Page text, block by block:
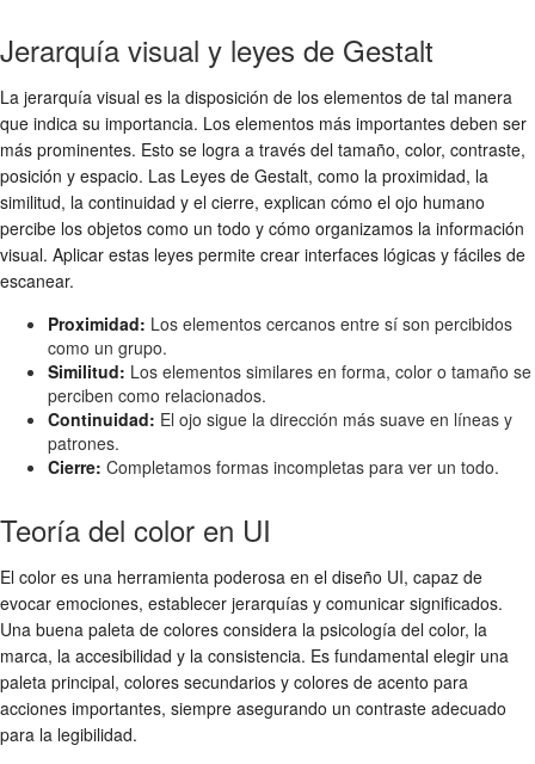
Jerarquía visual y leyes de Gestalt
La jerarquía visual es la disposición de los elementos de tal manera
que indica su importancia. Los elementos más importantes deben ser
más prominentes. Esto se logra a través del tamaño, color, contraste,
posición y espacio. Las Leyes de Gestalt, como la proximidad, la
similitud, la continuidad y el cierre, explican cómo el ojo humano
percibe los objetos como un todo y cómo organizamos la información
visual. Aplicar estas leyes permite crear interfaces lógicas y fáciles de
escanear.
Proximidad: Los elementos cercanos entre sí son percibidos
como un grupo.
Similitud: Los elementos similares en forma, color o tamaño se
perciben como relacionados.
Continuidad: El ojo sigue la dirección más suave en líneas y
patrones.
Cierre: Completamos formas incompletas para ver un todo.
Teoría del color en UI
El color es una herramienta poderosa en el diseño UI, capaz de
evocar emociones, establecer jerarquías y comunicar significados.
Una buena paleta de colores considera la psicología del color, la
marca, la accesibilidad y la consistencia. Es fundamental elegir una
paleta principal, colores secundarios y colores de acento para
acciones importantes, siempre asegurando un contraste adecuado
para la legibilidad.